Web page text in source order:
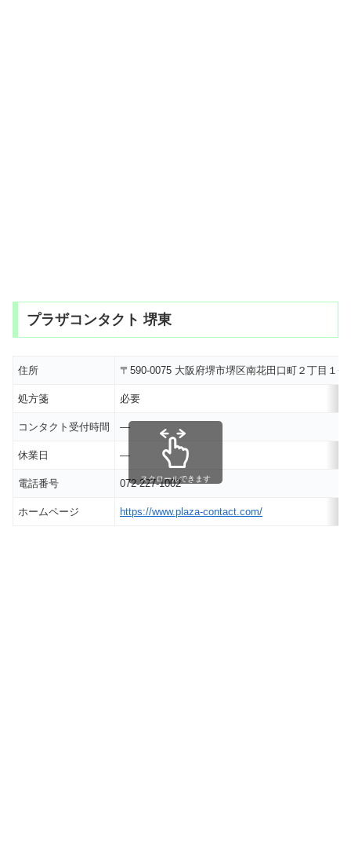
プラザコンタクト 堺東
住所 〒590-0075 大阪府堺市堺区南花田口町２丁目１−
処方箋 必要
コンタクト受付時間 ―
休業日 ―
電話番号 072-227-1002
ホームページ https://www.plaza-contact.com/
スクロールできます